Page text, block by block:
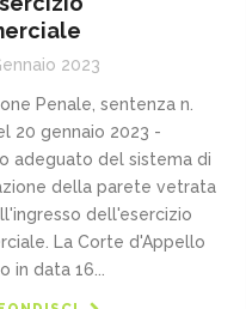
2023
Penale, sentenza n.
20 gennaio 2023 -
adeguato del sistema di
della parete vetrata
dell'esercizio
La Corte d'Appello
in data 16...